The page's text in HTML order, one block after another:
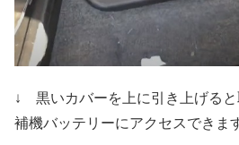
↓ 黒いカバーを上に引き上げると
補機バッテリーにアクセスできま